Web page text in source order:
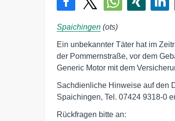
Spaichingen (ots)
Ein unbekannter Täter hat im
der Pommernstraße, vor dem
Generic Motor mit dem
Sachdienliche Hinweise auf den
Spaichingen, Tel. 07424 9318-0
Rückfragen bitte an: